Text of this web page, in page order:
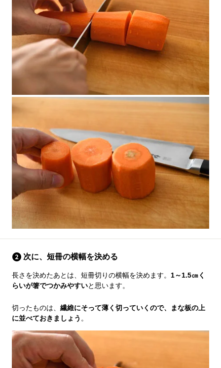
次に、短冊の横幅を決める
長さを決めたあとは、短冊切りの横幅を決めます。 1～1.5㎝く
らいが箸でつかみやすいと思います。
切ったものは、 繊維にそって薄く切っていくので、まな板の上
に並べておきましょう 。